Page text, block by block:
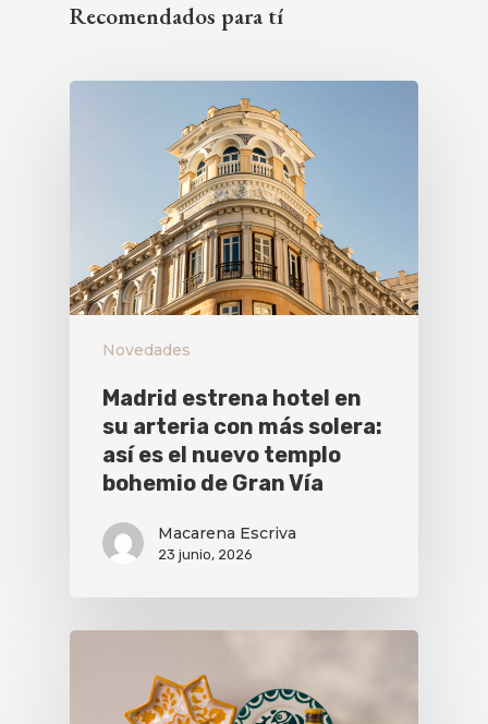
Recomendados para tí
Novedades
Madrid estrena hotel en
su arteria con más solera:
así es el nuevo templo
bohemio de Gran Vía
Macarena Escriva
23 junio, 2026